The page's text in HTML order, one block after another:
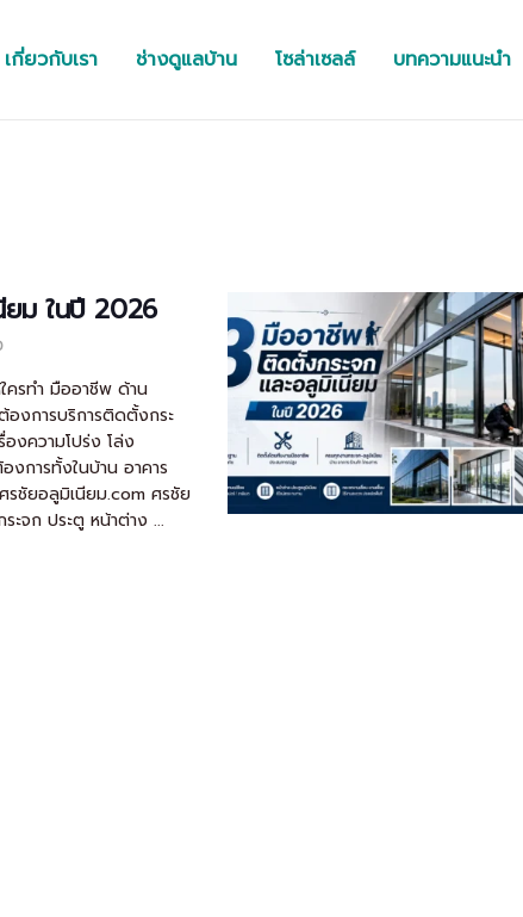
เกี่ยวกับเรา ช่างดูแลบ้าน โซล่าเซลล์ บทความแนะนำ
ยม ในปี 2026
ครทำ มืออาชีพ ด้าน
งการบริการติดตั้งกระ
งความโปร่ง โล่ง
งการทั้งในบ้าน อาคาร
รชัยอลูมิเนียม.com ศรชัย
จก ประตู หน้าต่าง ...